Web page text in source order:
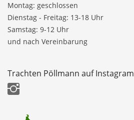
Montag: geschlossen
Dienstag - Freitag: 13-18 Uhr
Samstag: 9-12 Uhr
und nach Vereinbarung
Trachten Pöllmann auf Instagram